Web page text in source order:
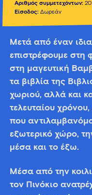
Αριθμός συμμετεχόντων: 20
Είσοδος: Δωρεάν
Μετά από έναν
επιστρέφουμε στη
στη μαγευτική
τα βιβλία της
χωριού, αλλά και
τελευταίου
που
εξωτερικό χώρο,
μέσα και το έξω.
Μέσα από την
τον Πινόκιο